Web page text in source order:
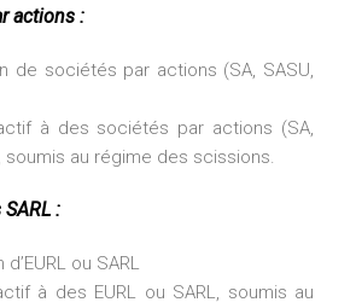
actions :
de sociétés par actions (SA, SASU,
à des sociétés par actions (SA,
soumis au régime des scissions.
:
ou SARL
à des EURL ou SARL, soumis au